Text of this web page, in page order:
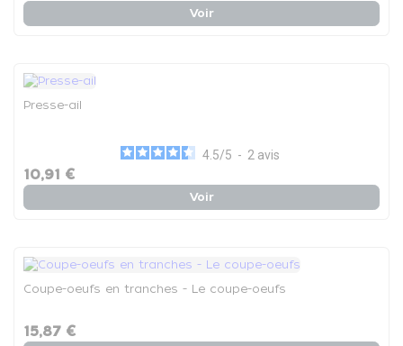
Voir
Presse-ail
4.5/5 - 2 avis
10,91 €
Voir
Coupe-oeufs en tranches - Le coupe-oeufs
15,87 €